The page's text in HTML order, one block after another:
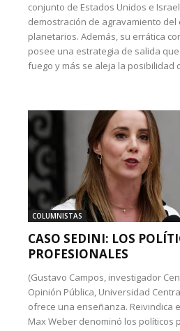
conjunto de Estados Unidos e
demostración de agravamiento del
planetarios. Además, su errática
posee una estrategia de salida
fuego y más se aleja la posibilidad
COLUMNISTAS
CASO SEDINI: LOS
PROFESIONALES
(Gustavo Campos, investigador
Opinión Pública, Universidad
ofrece una enseñanza. Reivindica
Max Weber denominó los políticos